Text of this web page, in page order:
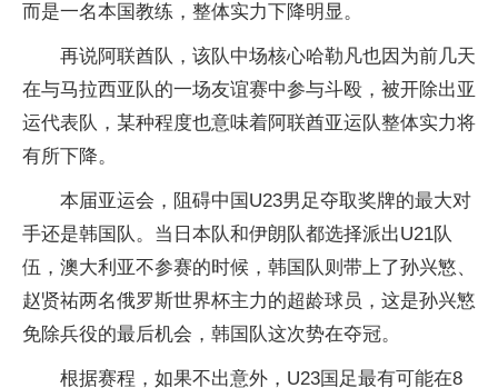
而是一名本国教练，整体实力下降明显。
再说阿联酋队，该队中场核心哈勒凡也因为前几天
在与马拉西亚队的一场友谊赛中参与斗殴，被开除出亚
运代表队，某种程度也意味着阿联酋亚运队整体实力将
有所下降。
本届亚运会，阻碍中国U23男足夺取奖牌的最大对
手还是韩国队。当日本队和伊朗队都选择派出U21队
伍，澳大利亚不参赛的时候，韩国队则带上了孙兴慜、
赵贤祐两名俄罗斯世界杯主力的超龄球员，这是孙兴慜
免除兵役的最后机会，韩国队这次势在夺冠。
根据赛程，如果不出意外，U23国足最有可能在8